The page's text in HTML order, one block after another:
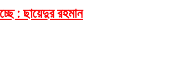
: ছায়েদুর রহমান